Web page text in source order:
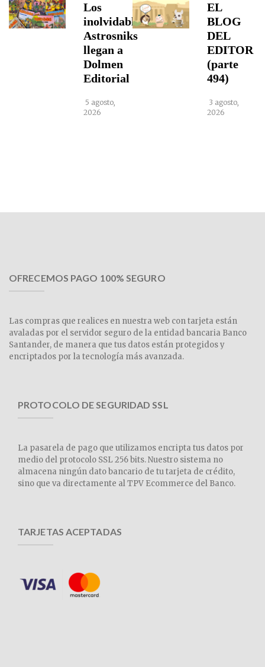
Los
inolvidables
Astrosniks
llegan a
Dolmen
Editorial
5 agosto,
2026
EL
BLOG
DEL
EDITOR
(parte
494)
3 agosto,
2026
OFRECEMOS PAGO 100% SEGURO
Las compras que realices en nuestra web con tarjeta están
avaladas por el servidor seguro de la entidad bancaria Banco
Santander, de manera que tus datos están protegidos y
encriptados por la tecnología más avanzada.
PROTOCOLO DE SEGURIDAD SSL
La pasarela de pago que utilizamos encripta tus datos por
medio del protocolo SSL 256 bits. Nuestro sistema no
almacena ningún dato bancario de tu tarjeta de crédito,
sino que va directamente al TPV Ecommerce del Banco.
TARJETAS ACEPTADAS